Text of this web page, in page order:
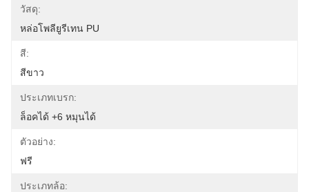
วัสดุ:
หล่อโพลียูรีเทน PU
สี:
สีขาว
ประเภทเบรก:
ล็อคได้ +6 หมุนได้
ตัวอย่าง:
ฟรี
ประเภทล้อ: